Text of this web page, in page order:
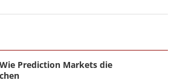
Prediction Markets die